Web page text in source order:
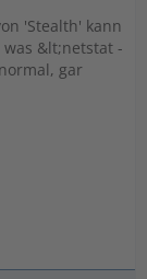
'Stealth' kann
&lt;netstat -
gar